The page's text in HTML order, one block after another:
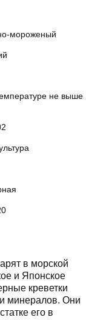
мороженый
не выше
в морской
и Японское
креветки
минералов. Они
его в